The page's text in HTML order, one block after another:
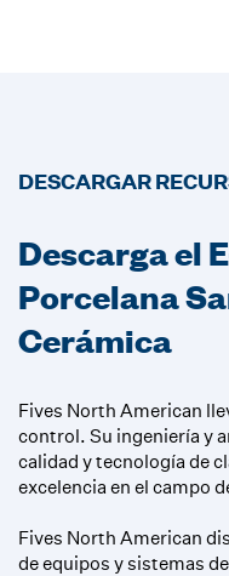
DESCARGAR
Descarga el
Porcelana
Cerámica
Fives North American
control. Su ingeniería y
calidad y tecnología de
excelencia en el campo
Fives North American
de equipos y sistemas